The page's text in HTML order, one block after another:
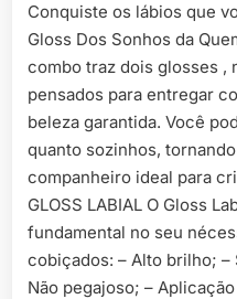
Conquiste os lábios que
Gloss Dos Sonhos da
combo traz dois glosses ,
pensados para entregar
beleza garantida. Você
quanto sozinhos,
companheiro ideal para
GLOSS LABIAL O Gloss
fundamental no seu
cobiçados: – Alto brilho; –
Não pegajoso; –